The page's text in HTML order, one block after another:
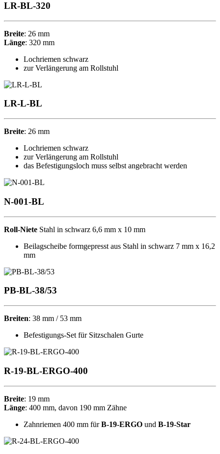
LR-BL-320
Breite: 26 mm
Länge: 320 mm
Lochriemen schwarz
zur Verlängerung am Rollstuhl
LR-L-BL
Breite: 26 mm
Lochriemen schwarz
zur Verlängerung am Rollstuhl
das Befestigungsloch muss selbst angebracht werden
N-001-BL
Roll-Niete Stahl in schwarz 6,6 mm x 10 mm
Beilagscheibe formgepresst aus Stahl in schwarz 7 mm x 16,2
mm
PB-BL-38/53
Breiten: 38 mm / 53 mm
Befestigungs-Set für Sitzschalen Gurte
R-19-BL-ERGO-400
Breite: 19 mm
Länge: 400 mm, davon 190 mm Zähne
Zahnriemen 400 mm fürB-19-ERGO und B-19-Star